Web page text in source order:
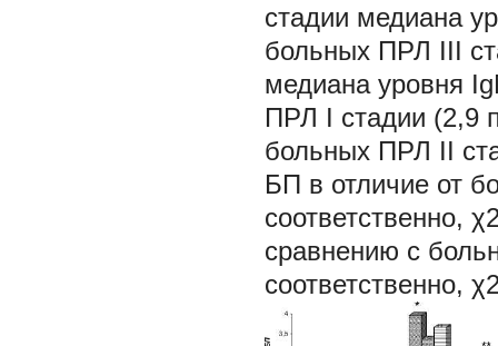
стадии медиана
больных ПРЛ III
медиана уровня
ПРЛ I стадии (2,9
больных ПРЛ II
БП в отличие от
соответственно,
сравнению с
соответственно,